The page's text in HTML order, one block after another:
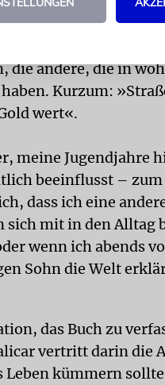
in Butter. Denn
die andere, die in
Kurzum:
wert«.
meine Jugendjahre
beeinflusst –
dass ich eine
sich mit in den Alltag
wenn ich abends
Sohn die Welt
das Buch zu
vertritt darin die
kümmern